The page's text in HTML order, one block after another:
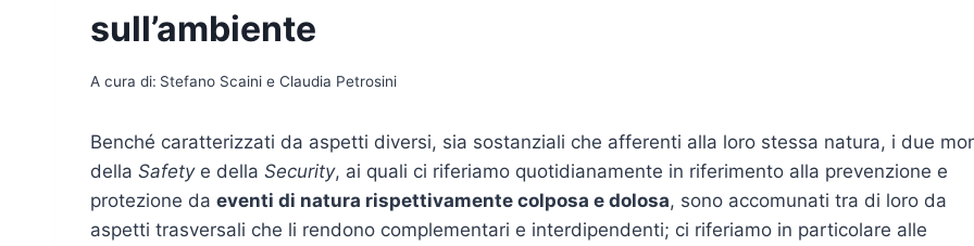
sull’ambiente
A cura di: Stefano Scaini e Claudia Petrosini
Benché caratterizzati da aspetti diversi, sia sostanziali che afferenti alla loro stessa natura, i due
della Safety e della Security, ai quali ci riferiamo quotidianamente in riferimento alla prevenzione e
protezione da eventi di natura rispettivamente colposa e dolosa, sono accomunati tra di loro da
aspetti trasversali che li rendono complementari e interdipendenti; ci riferiamo in particolare alle